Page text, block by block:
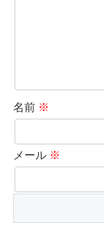
名前 ※
メール ※